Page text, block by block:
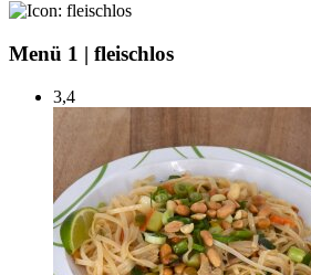
Menü 1 | fleischlos
3,4